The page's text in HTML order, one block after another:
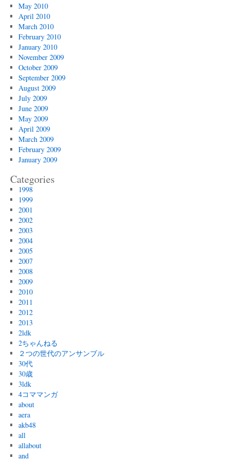
May 2010
April 2010
March 2010
February 2010
January 2010
November 2009
October 2009
September 2009
August 2009
July 2009
June 2009
May 2009
April 2009
March 2009
February 2009
January 2009
Categories
1998
1999
2001
2002
2003
2004
2005
2007
2008
2009
2010
2011
2012
2013
2ldk
2ちゃんねる
２つの世代のアンサンブル
30代
30歳
3ldk
4コママンガ
about
aera
akb48
all
allabout
and